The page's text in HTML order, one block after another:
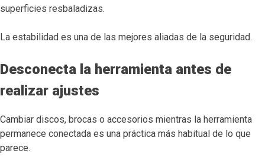
superficies resbaladizas.
La estabilidad es una de las mejores aliadas de la seguridad.
Desconecta la herramienta antes de
realizar ajustes
Cambiar discos, brocas o accesorios mientras la herramienta
permanece conectada es una práctica más habitual de lo que
parece.